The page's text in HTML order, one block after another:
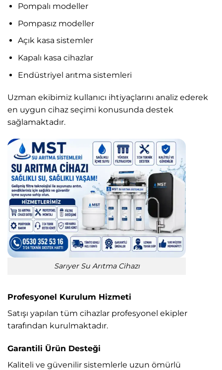
Pompalı modeller
Pompasız modeller
Açık kasa sistemler
Kapalı kasa cihazlar
Endüstriyel arıtma sistemleri
Uzman ekibimiz kullanıcı ihtiyaçlarını analiz ederek
en uygun cihaz seçimi konusunda destek
sağlamaktadır.
Sarıyer Su Arıtma Cihazı
Profesyonel Kurulum Hizmeti
Satışı yapılan tüm cihazlar profesyonel ekipler
tarafından kurulmaktadır.
Garantili Ürün Desteği
Kaliteli ve güvenilir sistemlerle uzun ömürlü